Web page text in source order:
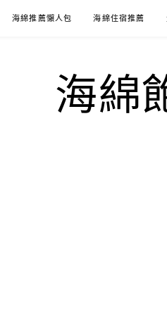
海綿推薦懶人包 海綿住宿推薦
海綿